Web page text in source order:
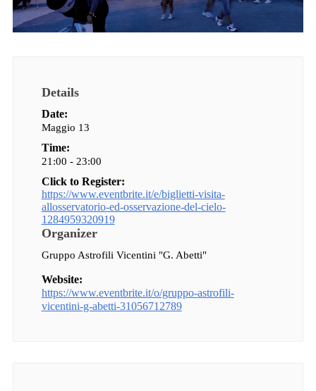
Details
Date:
Maggio 13
Time:
21:00 - 23:00
Click to Register:
https://www.eventbrite.it/e/biglietti-visita-
allosservatorio-ed-osservazione-del-cielo-
1284959320919
Organizer
Gruppo Astrofili Vicentini "G. Abetti"
Website:
https://www.eventbrite.it/o/gruppo-astrofili-
vicentini-g-abetti-31056712789